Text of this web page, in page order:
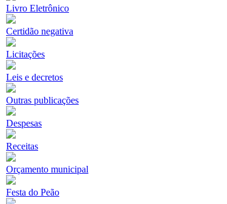
Livro Eletrônico
Certidão negativa
Licitações
Leis e decretos
Outras publicações
Despesas
Receitas
Orçamento municipal
Festa do Peão